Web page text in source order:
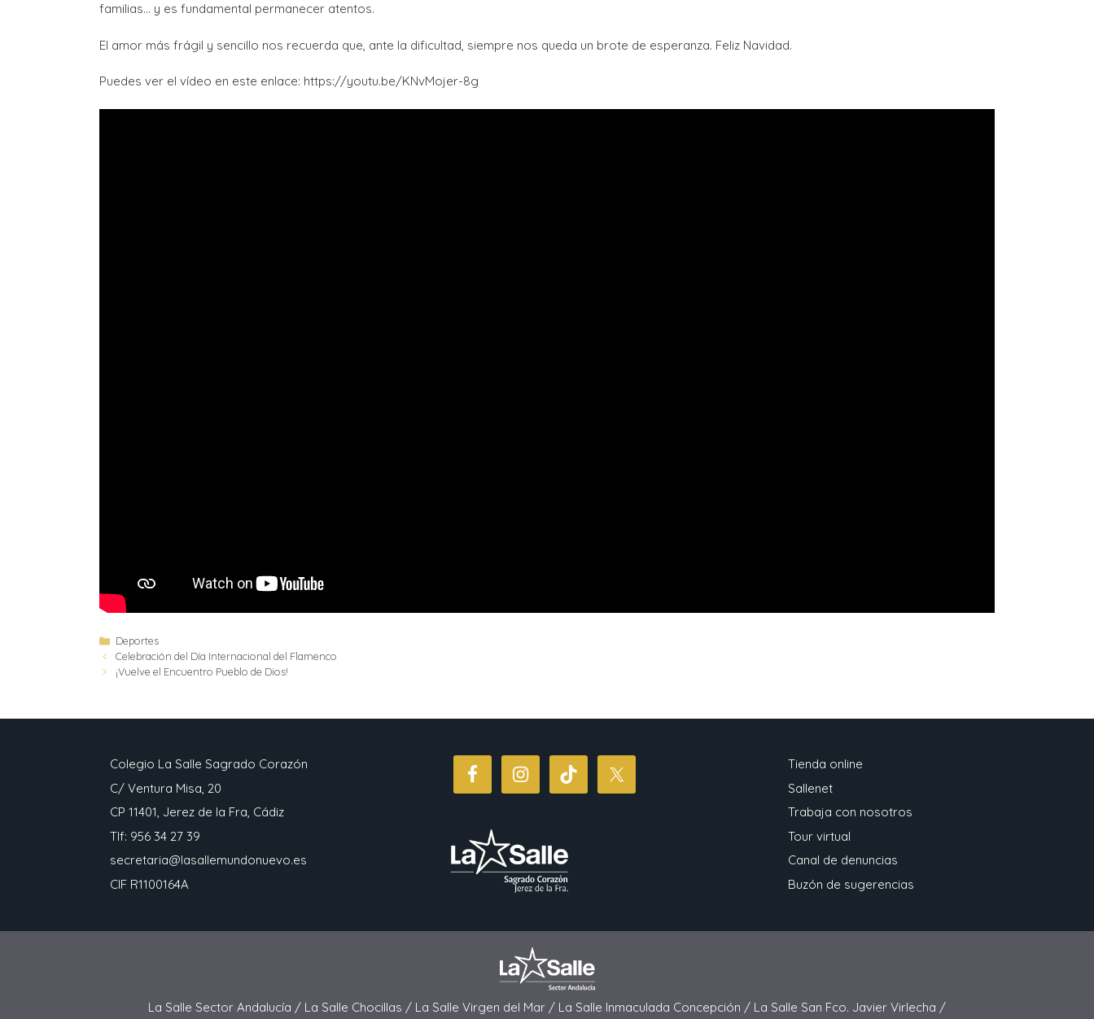
familias… y es fundamental permanecer atentos.
El amor más frágil y sencillo nos recuerda que, ante la dificultad, siempre nos queda un brote de esperanza. Feliz Navidad.
Puedes ver el vídeo en este enlace: https://youtu.be/KNvMojer-8g
Deportes
Celebración del Día Internacional del Flamenco
¡Vuelve el Encuentro Pueblo de Dios!
Colegio La Salle Sagrado Corazón
C/ Ventura Misa, 20
CP 11401, Jerez de la Fra, Cádiz
Tlf: 956 34 27 39
secretaria@lasallemundonuevo.es
CIF R1100164A
Tienda online
Sallenet
Trabaja con nosotros
Tour virtual
Canal de denuncias
Buzón de sugerencias
La Salle Sector Andalucía / La Salle Chocillas / La Salle Virgen del Mar / La Salle Inmaculada Concepción / La Salle San Fco. Javier Virlecha /